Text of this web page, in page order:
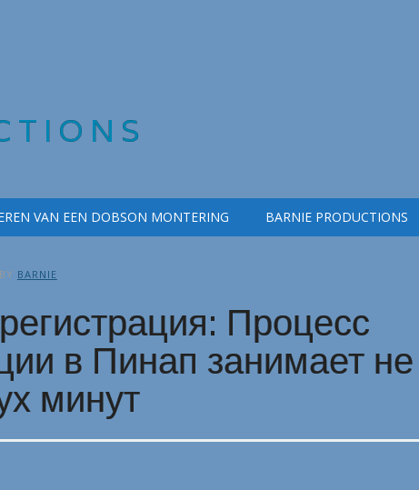
VAN EEN DOBSON MONTERING BARNIE PRODUCTIONS
BY BARNIE
Процесс
в Пинап занимает не
минут